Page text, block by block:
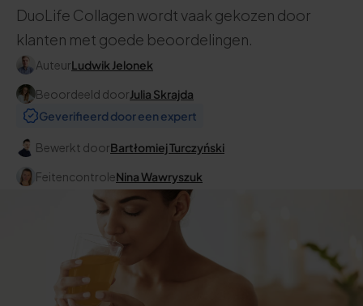
DuoLife Collagen wordt vaak gekozen door
klanten met goede beoordelingen.
AuteurLudwik Jelonek
Beoordeeld doorJulia Skrajda
Geverifieerd door een expert
Bewerkt doorBartłomiej Turczyński
FeitencontroleNina Wawryszuk